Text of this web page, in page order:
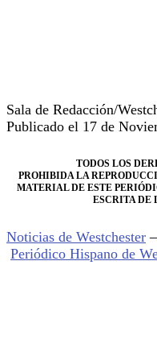
Sala de Redacción/
Publicado el 17 de
TODOS LOS
PROHIBIDA LA
MATERIAL DE ESTE
ESCRITA DE
Noticias de Westchester –
Periódico Hispano de